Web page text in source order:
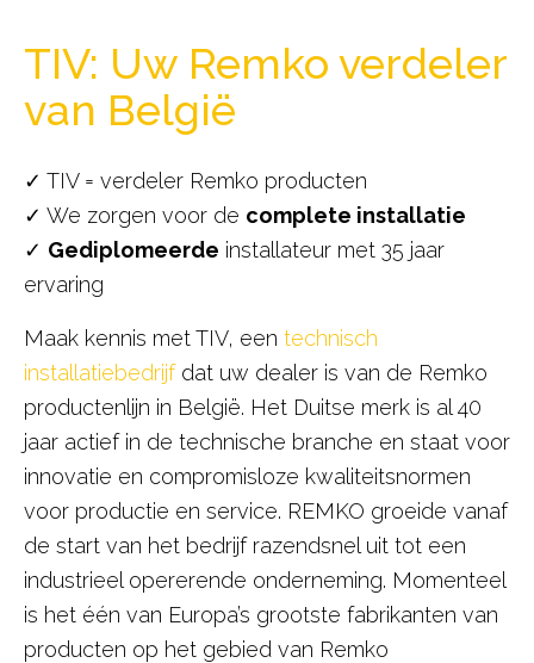
TIV: Uw Remko verdeler
van België
✓ TIV = verdeler Remko producten
✓ We zorgen voor de complete installatie
✓ Gediplomeerde installateur met 35 jaar
ervaring
Maak kennis met TIV, een technisch
installatiebedrijfdat uw dealer is van de Remko
productenlijn in België. Het Duitse merk is al 40
jaar actief in de technische branche en staat voor
innovatie en compromisloze kwaliteitsnormen
voor productie en service. REMKO groeide vanaf
de start van het bedrijf razendsnel uit tot een
industrieel opererende onderneming. Momenteel
is het één van Europa’s grootste fabrikanten van
producten op het gebied van Remko